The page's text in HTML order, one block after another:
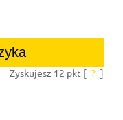
Zyskujesz 12 pkt [ ? ]